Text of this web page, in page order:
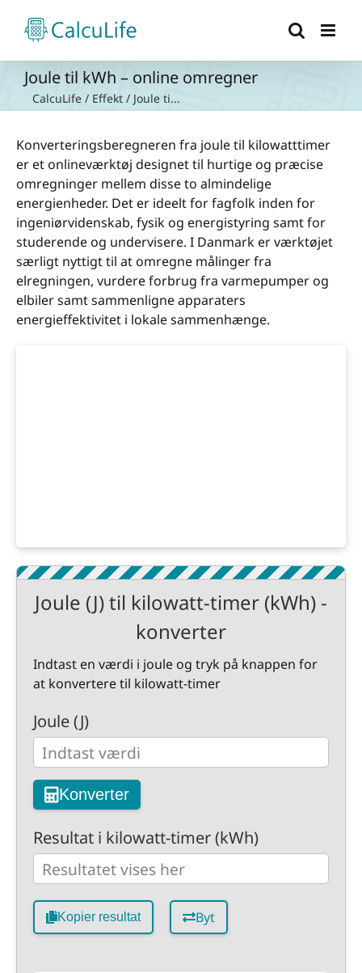
content
Joule til kWh – online omregner
CalcuLife / Effekt / Joule ti...
Konverteringsberegneren fra joule til kilowatt­timer
er et onlineværktøj designet til hurtige og præcise
omregninger mellem disse to almindelige
energienheder. Det er ideelt for fagfolk inden for
ingeniørvidenskab, fysik og energistyring samt for
studerende og undervisere. I Danmark er værktøjet
særligt nyttigt til at omregne målinger fra
elregningen, vurdere forbrug fra varmepumper og
elbiler samt sammenligne apparaters
energieffektivitet i lokale sammenhænge.
Joule (J) til kilowatt-timer (kWh) -
konverter
Indtast en værdi i joule og tryk på knappen for
at konvertere til kilowatt-timer
Joule (J)
Konverter
Resultat i kilowatt-timer (kWh)
Kopier resultat Byt